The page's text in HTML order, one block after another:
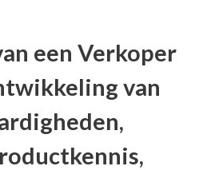
een Verkoper
van